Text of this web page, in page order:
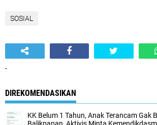
SOSIAL
-
DIREKOMENDASIKAN
KK Belum 1 Tahun, Anak Terancam Gak